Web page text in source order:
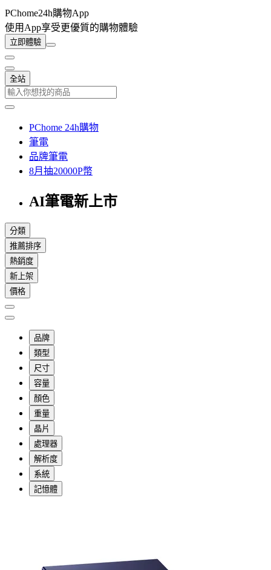
PChome24h購物App
使用App享受更優質的購物體驗
立即體驗
全站
PChome 24h購物
筆電
品牌筆電
8月抽20000P幣
AI筆電新上市
分類
推薦排序
熱銷度
新上架
價格
品牌
類型
尺寸
容量
顏色
重量
晶片
處理器
解析度
系統
記憶體